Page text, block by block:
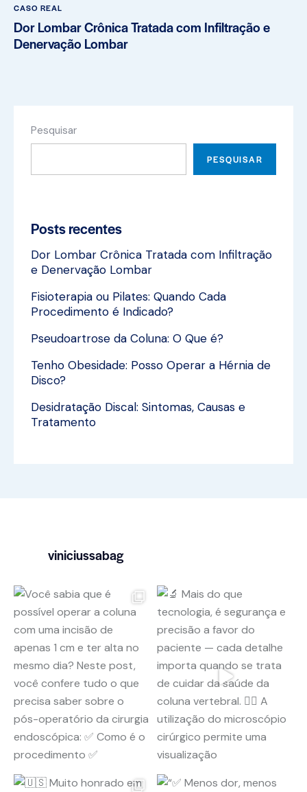
CASO REAL
Dor Lombar Crônica Tratada com Infiltração e
Denervação Lombar
Pesquisar
PESQUISAR
Posts recentes
Dor Lombar Crônica Tratada com Infiltração
e Denervação Lombar
Fisioterapia ou Pilates: Quando Cada
Procedimento é Indicado?
Pseudoartrose da Coluna: O Que é?
Tenho Obesidade: Posso Operar a Hérnia de
Disco?
Desidratação Discal: Sintomas, Causas e
Tratamento
viniciussabag